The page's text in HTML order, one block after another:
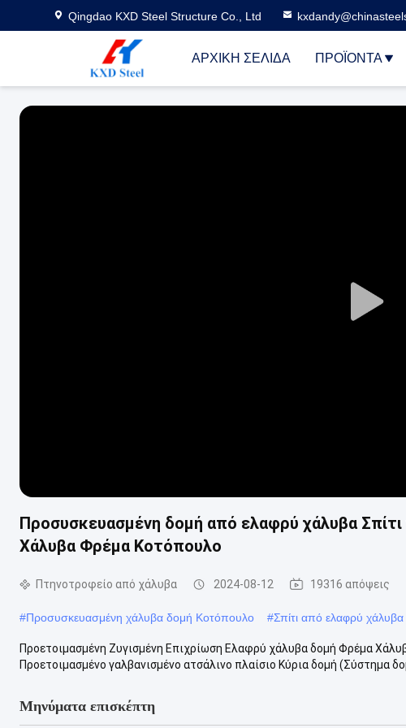
Qingdao KXD Steel Structure Co., Ltd
ΑΡΧΙΚΉ ΣΕΛΊΔΑ ΠΡΟΪΌΝΤΑ
Play
Προσυσκευασμένη δομή από ελαφρύ χάλυβα
Χάλυβα Φρέμα Κοτόπουλο
Πτηνοτροφείο από χάλυβα 2024-08-12 19316 απόψεις
#Προσυσκευασμένη χάλυβα δομή Κοτόπουλο #Σπίτι από ελαφρύ χάλυβα
Προετοιμασμένη Ζυγισμένη Επιχρίωση Ελαφρύ χάλυβα δομή Φρέμα
Προετοιμασμένο γαλβανισμένο ατσάλινο πλαίσιο Κύρια δομή (Σύστημα
Μηνύματα επισκέπτη